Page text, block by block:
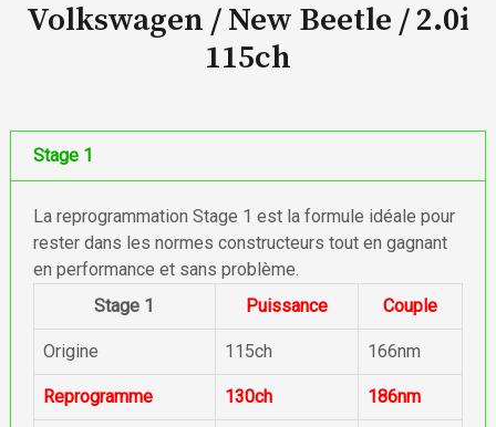
Volkswagen / New Beetle /2.0i
115ch
Stage 1
La reprogrammation Stage 1 est la formule idéale pour
rester dans les normes constructeurs tout en gagnant
en performance et sans problème.
Stage 1
Puissance Couple
Origine 115ch 166nm
Reprogramme 130ch 186nm